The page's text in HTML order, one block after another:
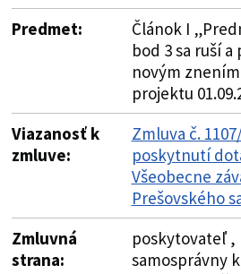
Predmet:
Článok I
bod 3 sa ruší
novým
projektu
Viazanosť k
zmluve:
Zmluva č.
poskytnutí
Všeobecne
Prešovského
Zmluvná
strana:
poskytovateľ ,
samosprávny